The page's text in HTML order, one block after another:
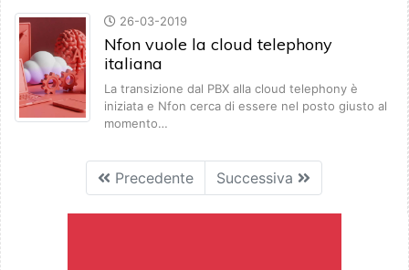
26-03-2019
Nfon vuole la cloud telephony
italiana
La transizione dal PBX alla cloud telephony è
iniziata e Nfon cerca di essere nel posto giusto al
momento…
Precedente Successiva